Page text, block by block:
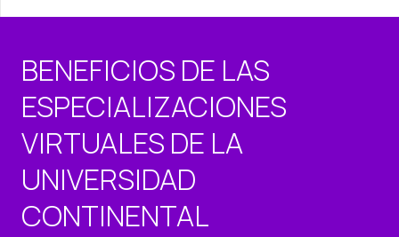
BENEFICIOS DE LAS
ESPECIALIZACIONES
VIRTUALES DE LA
UNIVERSIDAD
CONTINENTAL